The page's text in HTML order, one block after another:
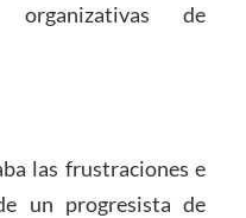
de
las frustraciones e
un progresista de